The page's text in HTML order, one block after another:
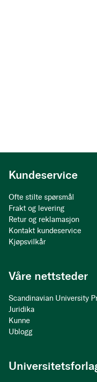
Kundeservice
Ofte stilte spørsmål
Frakt og levering
Retur og reklamasjon
Kontakt kundeservice
Kjøpsvilkår
Våre nettsteder
Scandinavian University
Juridika
Kunne
Ublogg